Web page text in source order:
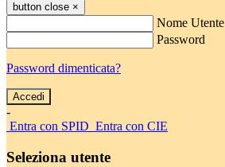
button close ×
Nome Utente
Password
Password dimenticata?
-
Entra con SPID Entra con CIE
Seleziona utente